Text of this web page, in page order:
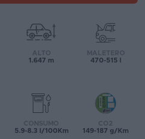
ALTO
1.647 m
MALETERO
470-515 l
CONSUMO
5.9-8.3 l/100Km
CO2
149-187 g/Km